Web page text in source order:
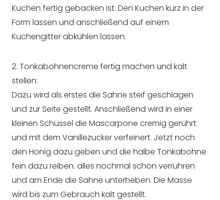
Kuchen fertig gebacken ist. Den Kuchen kurz in der
Form lassen und anschließend auf einem
Kuchengitter abkühlen lassen.
2. Tonkabohnencreme fertig machen und kalt
stellen:
Dazu wird als erstes die Sahne steif geschlagen
und zur Seite gestellt. Anschließend wird in einer
kleinen Schüssel die Mascarpone cremig gerührt
und mit dem Vanillezucker verfeinert. Jetzt noch
den Honig dazu geben und die halbe Tonkabohne
fein dazu reiben. alles nochmal schön verrühren
und am Ende die Sahne unterheben. Die Masse
wird bis zum Gebrauch kalt gestellt.